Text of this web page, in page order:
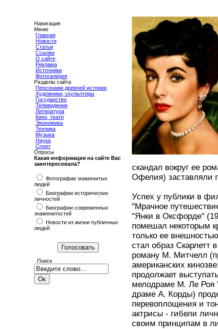
Навигация
Меню
Главная
Новости
Статьи
Ссылки
О сайте
Реклама
Источники
Фотогалерея
Разделы сайта
Персонажи древней истории
Художники, скульпторы
Государство
Телевидение
Литература
Кино, театр
Экономика
Техника
Музыка
Наука
Спорт
Опросы
Какая информация на сайте Вас
заинтересовала?
Фотографии знаменитых
людей
Биографии исторических
личностей
Биографии современных
знаменитостей
Новости из жизни публичных
людей
Поиск
скандал вокруг ее
Офелия) заставляли
Успех у публики в
"Мрачное
"Янки в Оксфорде"
помешал некоторым
только ее
стал образ Скарлетт
роману М. Митчелл
американских
продолжает
мелодраме М. Ле Роя
драме А. Корды)
перевоплощения и
актрисы - гибели
своим принципам в